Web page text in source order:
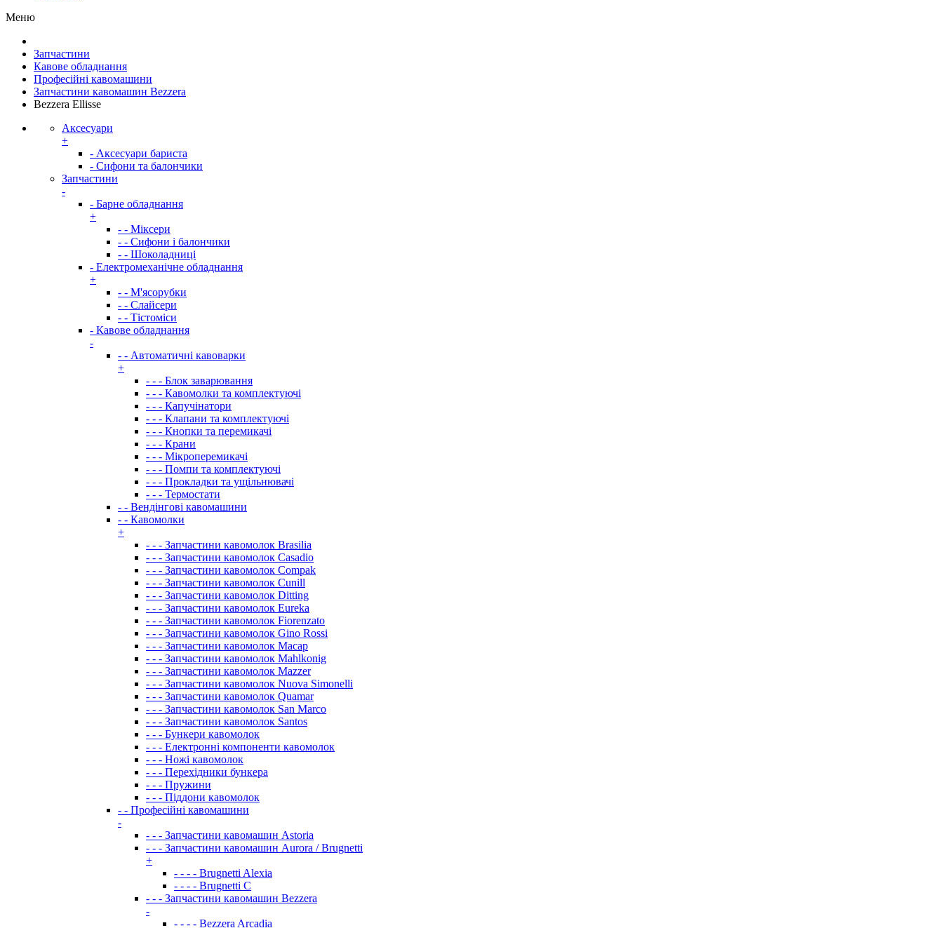
Меню
Запчастини
Кавове обладнання
Професійні кавомашини
Запчастини кавомашин Bezzera
Bezzera Ellisse
Аксесуари
+
- Аксесуари бариста
- Сифони та балончики
Запчастини
-
- Барне обладнання
+
- - Міксери
- - Сифони і балончики
- - Шоколадниці
- Електромеханічне обладнання
+
- - М'ясорубки
- - Слайсери
- - Тістоміси
- Кавове обладнання
-
- - Автоматичні кавоварки
+
- - - Блок заварювання
- - - Кавомолки та комплектуючі
- - - Капучінатори
- - - Клапани та комплектуючі
- - - Кнопки та перемикачі
- - - Крани
- - - Мікроперемикачі
- - - Помпи та комплектуючі
- - - Прокладки та ущільнювачі
- - - Термостати
- - Вендінгові кавомашини
- - Кавомолки
+
- - - Запчастини кавомолок Brasilia
- - - Запчастини кавомолок Casadio
- - - Запчастини кавомолок Compak
- - - Запчастини кавомолок Cunill
- - - Запчастини кавомолок Ditting
- - - Запчастини кавомолок Eureka
- - - Запчастини кавомолок Fiorenzato
- - - Запчастини кавомолок Gino Rossi
- - - Запчастини кавомолок Macap
- - - Запчастини кавомолок Mahlkonig
- - - Запчастини кавомолок Mazzer
- - - Запчастини кавомолок Nuova Simonelli
- - - Запчастини кавомолок Quamar
- - - Запчастини кавомолок San Marco
- - - Запчастини кавомолок Santos
- - - Бункери кавомолок
- - - Електронні компоненти кавомолок
- - - Ножі кавомолок
- - - Перехідники бункера
- - - Пружини
- - - Піддони кавомолок
- - Професійні кавомашини
-
- - - Запчастини кавомашин Astoria
- - - Запчастини кавомашин Aurora / Brugnetti
+
- - - - Brugnetti Alexia
- - - - Brugnetti C
- - - Запчастини кавомашин Bezzera
-
- - - - Bezzera Arcadia